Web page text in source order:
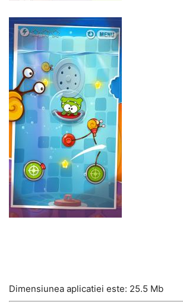
Dimensiunea aplicatiei este: 25.5 Mb